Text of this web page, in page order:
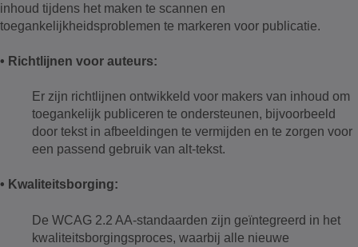
inhoud tijdens het maken te scannen en
toegankelijkheidsproblemen te markeren voor publicatie.
• Richtlijnen voor auteurs:
Er zijn richtlijnen ontwikkeld voor makers van inhoud om
toegankelijk publiceren te ondersteunen, bijvoorbeeld
door tekst in afbeeldingen te vermijden en te zorgen voor
een passend gebruik van alt-tekst.
• Kwaliteitsborging:
De WCAG 2.2 AA-standaarden zijn geïntegreerd in het
kwaliteitsborgingsproces, waarbij alle nieuwe